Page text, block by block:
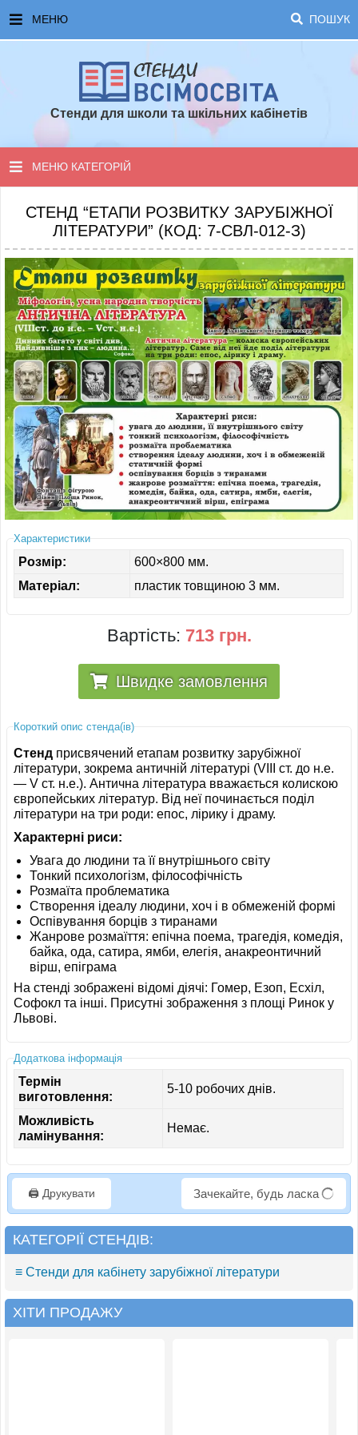
МЕНЮ ПОШУК
ЧАСТІ ЗАПИТАННЯ ТА ВІДПОВІДІ
ТОПОВІ ПРОПОЗИЦІЇ
Стенди для школи та шкільних кабінетів
МЕНЮ КАТЕГОРІЙ
СТЕНДИ ДЛЯ НУШ
СТЕНДИ ДЛЯ ПОЧАТКОВОЇ ШКОЛИ
СТЕНДИ ДЛЯ КАБІНЕТІВ
СТЕНДИ ДЛЯ ШКОЛИ
ІНШЕ
СТЕНД “ЕТАПИ РОЗВИТКУ ЗАРУБІЖНОЇ
ЛІТЕРАТУРИ” (КОД: 7-СВЛ-012-З)
Характеристики
Розмір:
600×800 мм.
Матеріал:
пластик товщиною 3 мм.
Вартість: 713 грн.
Швидке замовлення
Короткий опис стенда(ів)
Стенд присвячений етапам розвитку зарубіжної
літератури, зокрема античній літературі (VIII ст. до н.е.
— V ст. н.е.). Антична література вважається колискою
європейських літератур. Від неї починається поділ
літератури на три роди: епос, лірику і драму.
Характерні риси:
Увага до людини та її внутрішнього світу
Тонкий психологізм, філософічність
Розмаїта проблематика
Створення ідеалу людини, хоч і в обмеженій формі
Оспівування борців з тиранами
Жанрове розмаїття: епічна поема, трагедія, комедія,
байка, ода, сатира, ямби, елегія, анакреонтичний
вірш, епіграма
На стенді зображені відомі діячі: Гомер, Езоп, Есхіл,
Софокл та інші. Присутні зображення з площі Ринок у
Львові.
Додаткова інформація
Термін
виготовлення:
5-10 робочих днів.
Можливість
ламінування:
Немає.
🖨️ Друкувати Зачекайте, будь ласка
КАТЕГОРІЇ СТЕНДІВ:
≡ Стенди для кабінету зарубіжної літератури
ХІТИ ПРОДАЖУ